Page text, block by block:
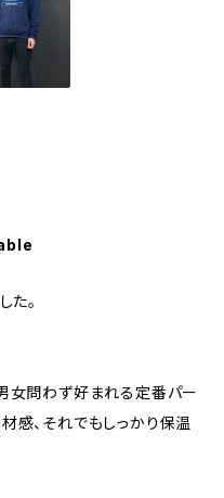
た。
女問わず好まれる定番パー
感、それでもしっかり保温